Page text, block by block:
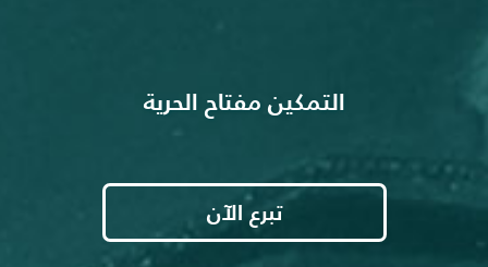
التمكين مفتاح الحرية
تبرع الآن